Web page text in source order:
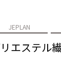
JEPLAN
エステル